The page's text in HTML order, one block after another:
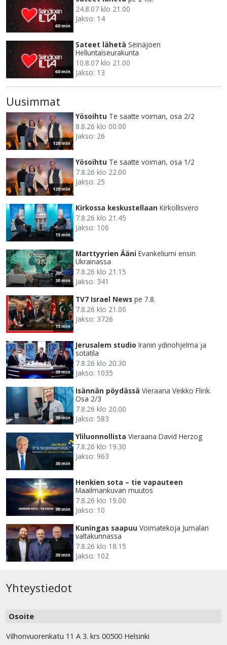
60 min
24.8.07 klo 21.00
Jakso: 14
60 min
Sateet lähetä Seinäjoen
Helluntaiseurakunta
10.8.07 klo 21.00
Jakso: 13
Uusimmat
120 min
Yösoihtu Te saatte voiman, osa 2/2
8.8.26 klo 00.00
Jakso: 26
120 min
Yösoihtu Te saatte voiman, osa 1/2
7.8.26 klo 22.00
Jakso: 25
15 min
Kirkossa keskustellaan Kirkollisvero
7.8.26 klo 21.45
Jakso: 106
30 min
Marttyyrien Ääni Evankeliumi ensin
Ukrainassa
7.8.26 klo 21.15
Jakso: 341
15 min
TV7 Israel News pe 7.8.
7.8.26 klo 21.00
Jakso: 3726
30 min
Jerusalem studio Iranin ydinohjelma ja
sotatila
7.8.26 klo 20.30
Jakso: 1035
30 min
Isännän pöydässä Vieraana Veikko Flink.
Osa 2/3
7.8.26 klo 20.00
Jakso: 583
30 min
Yliluonnollista Vieraana David Herzog
7.8.26 klo 19.30
Jakso: 963
30 min
Henkien sota – tie vapauteen
Maailmankuvan muutos
7.8.26 klo 19.00
Jakso: 10
30 min
Kuningas saapuu Voimatekoja Jumalan
valtakunnassa
7.8.26 klo 18.15
Jakso: 102
Yhteystiedot
Osoite
Vilhonvuorenkatu 11 A 3. krs 00500 Helsinki